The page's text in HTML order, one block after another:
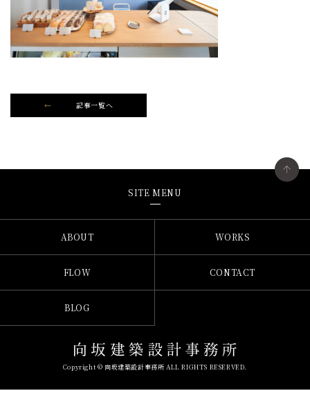
記事一覧へ
SITE MENU
ABOUT WORKS
FLOW CONTACT
BLOG
Copyright © 向坂建築設計事務所 ALL RIGHTS RESERVED.